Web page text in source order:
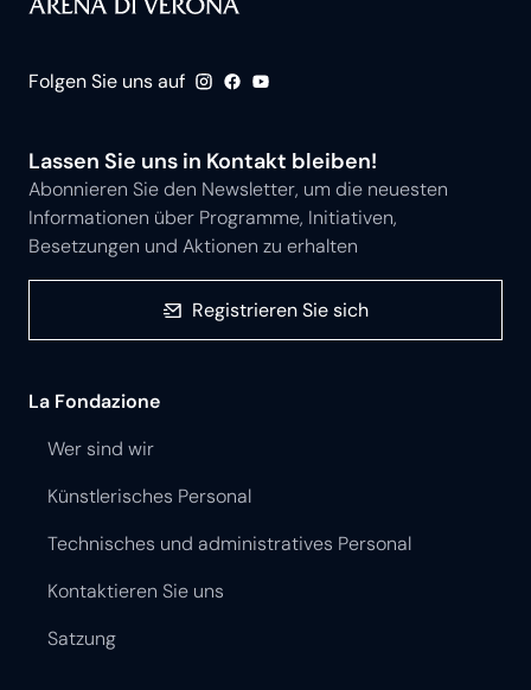
Folgen Sie uns auf
Lassen Sie uns in Kontakt bleiben!
Abonnieren Sie den Newsletter, um die neuesten
Informationen über Programme, Initiativen,
Besetzungen und Aktionen zu erhalten
Registrieren Sie sich
La Fondazione
Wer sind wir
Künstlerisches Personal
Technisches und administratives Personal
Kontaktieren Sie uns
Satzung